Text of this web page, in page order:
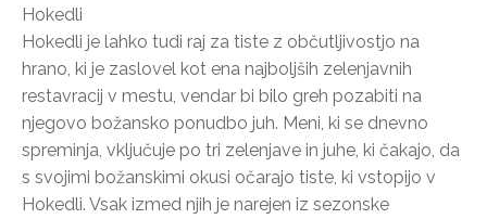
Hokedli
Hokedli je lahko tudi raj za tiste z občutljivostjo na
hrano, ki je zaslovel kot ena najboljših zelenjavnih
restavracij v mestu, vendar bi bilo greh pozabiti na
njegovo božansko ponudbo juh. Meni, ki se dnevno
spreminja, vključuje po tri zelenjave in juhe, ki čakajo, da
s svojimi božanskimi okusi očarajo tiste, ki vstopijo v
Hokedli. Vsak izmed njih je narejen iz sezonske